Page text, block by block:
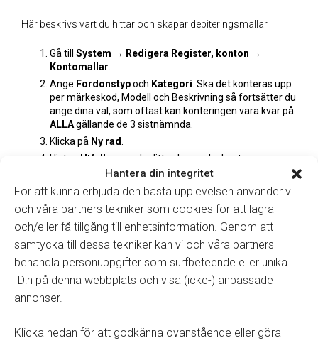
Hantera din integritet
För att kunna erbjuda den bästa upplevelsen använder vi
och våra partners tekniker som cookies för att lagra
och/eller få tillgång till enhetsinformation. Genom att
samtycka till dessa tekniker kan vi och våra partners
behandla personuppgifter som surfbeteende eller unika
ID:n på denna webbplats och visa (icke-) anpassade
annonser.
Klicka nedan för att godkänna ovanstående eller göra
Här beskrivs vart du hittar och skapar debiteringsmallar
Gå till System → Redigera Register, konton →
Kontomallar
Ange Fordonstypoch Kategori . Ska det konteras upp
per märkeskod, Modell och Beskrivning så fortsätter du
ange dina val, som oftast kan konteringen vara kvar på
ALLAgällande de 3 sistnämnda.
Klicka på Ny rad
I listan Utfall anger du ditt val som ska konteras
Sök fram genom att tryckaF4eller ange
eventuelltKostnadskonto.
Klicka påSpara.
Använder du dig av fakturainläsningscentralen Rillion
så måste Utfall-id anges för att konteringarna ska
kunna utföras och uppkomma i det systemet.